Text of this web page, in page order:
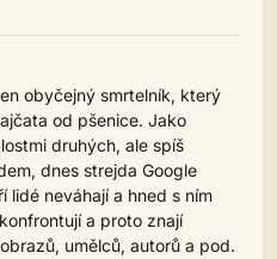
obyčejný smrtelník, který
od pšenice. Jako
druhých, ale spíš
dnes strejda Google
lidé neváhají a hned s ním
a proto znají
umělců, autorů a pod.